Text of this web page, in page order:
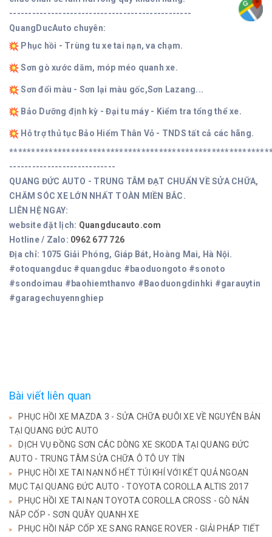
------------------------------------------------
QuangDucAuto chuyên:
Phục hồi - Trùng tu xe tai nạn, va chạm.
Sơn gò xước dăm, móp méo quanh xe.
Sơn đổi màu - Sơn lại màu gốc,Sơn Lazang...
Bảo Dưỡng định kỳ - Đại tu máy - Kiểm tra tổng thể xe.
Hỗ trợ thủ tục Bảo Hiểm Thân Vỏ - TNDS tất cả các hãng.
----------------------------
QUANG ĐỨC AUTO - TRUNG TÂM ĐẠT CHUẨN VỀ SỬA CHỮA,
CHĂM SÓC XE LỚN NHẤT TOÀN MIỀN BẮC.
LIÊN HỆ NGAY:
website đặt lịch: Quangducauto.com
Hotline / Zalo: 0962 677 726
Địa chỉ: 1075 Giải Phóng, Giáp Bát, Hoàng Mai, Hà Nội.
#otoquangduc #quangduc #baoduongoto #sonoto
#sondoimau #baohiemthanvo #Baoduongdinhki #garauytin
#garagechuyennghiep
Bài viết liên quan
PHỤC HỒI XE MAZDA 3 - SỬA CHỮA ĐUÔI XE VỀ NGUYÊN BẢN
TẠI QUANG ĐỨC AUTO
DỊCH VỤ ĐỒNG SƠN CÁC DÒNG XE SKODA TẠI QUANG ĐỨC
AUTO - TRUNG TÂM SỬA CHỮA Ô TÔ UY TÍN
PHỤC HỒI XE TAI NẠN NỔ HẾT TÚI KHÍ VỚI KẾT QUẢ NGOẠN
MỤC TẠI QUANG ĐỨC AUTO - TOYOTA COROLLA ALTIS 2017
PHỤC HỒI XE TAI NẠN TOYOTA COROLLA CROSS - GÒ NẮN
NẮP CỐP - SƠN QUÂY QUANH XE
PHỤC HỒI NẮP CỐP XE SANG RANGE ROVER - GIẢI PHÁP TIẾT